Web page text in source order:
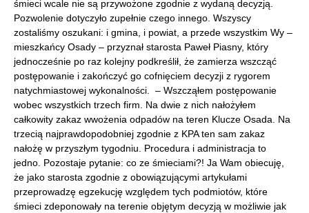
śmieci wcale nie są przywożone zgodnie z wydaną decyzją.
Pozwolenie dotyczyło zupełnie czego innego. Wszyscy
zostaliśmy oszukani: i gmina, i powiat, a przede wszystkim Wy –
mieszkańcy Osady – przyznał starosta Paweł Piasny, który
jednocześnie po raz kolejny podkreślił, że zamierza wszcząć
postępowanie i zakończyć go cofnięciem decyzji z rygorem
natychmiastowej wykonalności. – Wszcząłem postępowanie
wobec wszystkich trzech firm. Na dwie z nich nałożyłem
całkowity zakaz wwożenia odpadów na teren Klucze Osada. Na
trzecią najprawdopodobniej zgodnie z KPA ten sam zakaz
nałożę w przyszłym tygodniu. Procedura i administracja to
jedno. Pozostaje pytanie: co ze śmieciami?! Ja Wam obiecuję,
że jako starosta zgodnie z obowiązującymi artykułami
przeprowadzę egzekucję względem tych podmiotów, które
śmieci zdeponowały na terenie objętym decyzją w możliwie jak